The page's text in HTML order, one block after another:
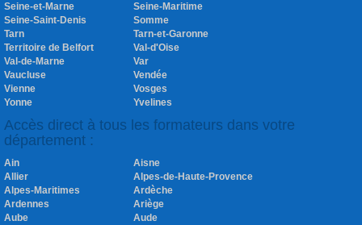
Seine-et-Marne
Seine-Maritime
Seine-Saint-Denis
Somme
Tarn
Tarn-et-Garonne
Territoire de Belfort
Val-d'Oise
Val-de-Marne
Var
Vaucluse
Vendée
Vienne
Vosges
Yonne
Yvelines
Accès direct à tous les formateurs dans votre
département :
Ain
Aisne
Allier
Alpes-de-Haute-Provence
Alpes-Maritimes
Ardèche
Ardennes
Ariège
Aube
Aude